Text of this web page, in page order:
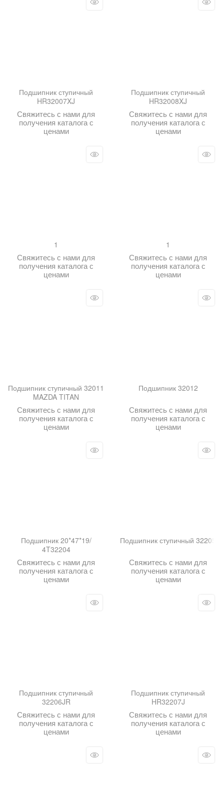
Подшипник ступичный
HR32007XJ
Свяжитесь с нами для
получения каталога с
ценами
Подшипник ступичный
HR32008XJ
Свяжитесь с нами для
получения каталога с
ценами
1
Свяжитесь с нами для
получения каталога с
ценами
1
Свяжитесь с нами для
получения каталога с
ценами
Подшипник ступичный 32011
MAZDA TITAN
Свяжитесь с нами для
получения каталога с
ценами
Подшипник 32012
Свяжитесь с нами для
получения каталога с
ценами
Подшипник 20*47*19/
4T32204
Свяжитесь с нами для
получения каталога с
ценами
Подшипник ступичный 32205
Свяжитесь с нами для
получения каталога с
ценами
Подшипник ступичный
32206JR
Свяжитесь с нами для
получения каталога с
ценами
Подшипник ступичный
HR32207J
Свяжитесь с нами для
получения каталога с
ценами